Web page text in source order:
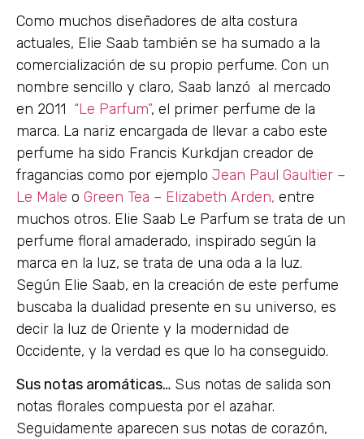
Como muchos diseñadores de alta costura
actuales, Elie Saab también se ha sumado a la
comercialización de su propio perfume. Con un
nombre sencillo y claro, Saab lanzó al mercado
en 2011 “Le Parfum”, el primer perfume de la
marca. La nariz encargada de llevar a cabo este
perfume ha sido Francis Kurkdjan creador de
fragancias como por ejemplo Jean Paul Gaultier –
Le Male o Green Tea – Elizabeth Arden, entre
muchos otros. Elie Saab Le Parfum se trata de un
perfume floral amaderado, inspirado según la
marca en la luz, se trata de una oda a la luz.
Según Elie Saab, en la creación de este perfume
buscaba la dualidad presente en su universo, es
decir la luz de Oriente y la modernidad de
Occidente, y la verdad es que lo ha conseguido.
Sus notas aromáticas… Sus notas de salida son
notas florales compuesta por el azahar.
Seguidamente aparecen sus notas de corazón,